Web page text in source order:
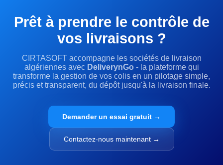
Prêt à prendre le contrôle de
vos livraisons ?
CIRTASOFT accompagne les sociétés de livraison
algériennes avec DeliverynGo- la plateforme qui
transforme la gestion de vos colis en un pilotage simple,
précis et transparent, du dépôt jusqu'à la livraison finale.
Demander un essai gratuit →
Contactez-nous maintenant →